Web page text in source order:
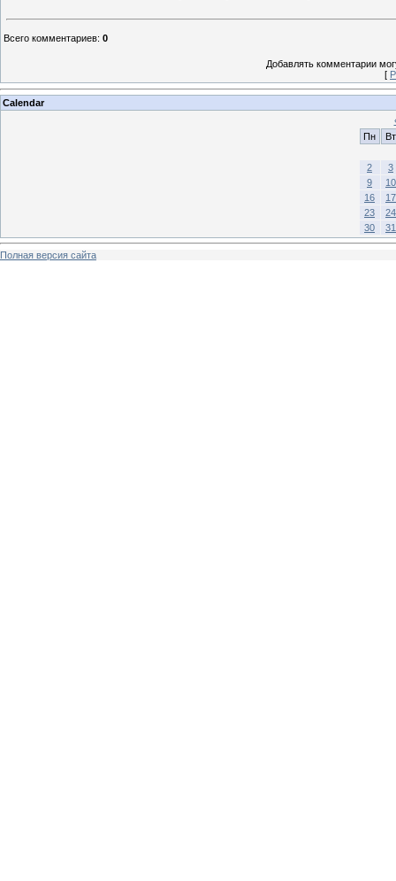
Всего комментариев: 0
Добавлять комментарии
[
Calendar
Пн
Вт
2
3
9
10
16
17
23
24
30
31
Полная версия сайта